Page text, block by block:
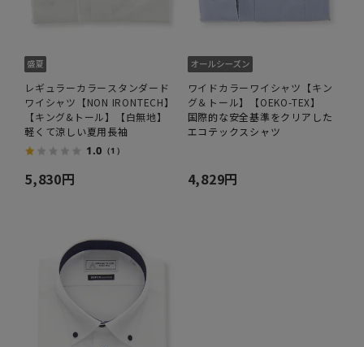
レギュラーカラースタンダード
ワイシャツ【NON IRONTECH】
【キング&トール】【白無地】
軽くて涼しい夏用長袖
1.0 （1）
5,830円
ワイドカラーワイシャツ【キン
グ＆トール】【OEKO-TEX】
国際的な安全基準をクリアした
エコテックスシャツ
4,829円